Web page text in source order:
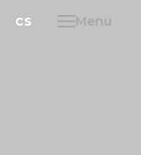
Menu
cs
en